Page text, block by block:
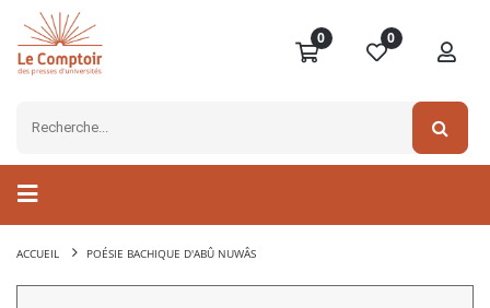
0 0
ACCUEIL POÉSIE BACHIQUE D'ABÛ NUWÂS